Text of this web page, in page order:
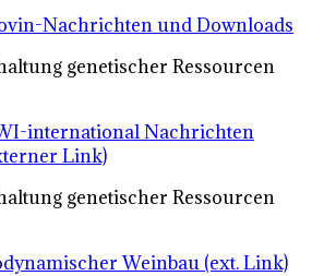
Nachrichten und Downloads
genetischer Ressourcen
international Nachrichten
Link)
genetischer Ressourcen
Weinbau (ext. Link)